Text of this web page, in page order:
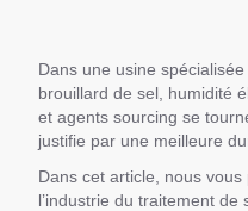
Dans une usine
brouillard de sel, humidité
et agents sourcing se
justifie par une meilleure
Dans cet article, nous
l’industrie du traitement